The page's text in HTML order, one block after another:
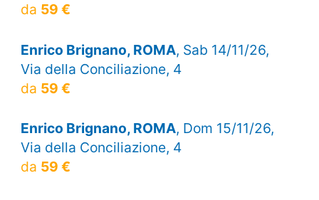
da 59 €
Enrico Brignano, ROMA, Sab 14/11/26,
Via della Conciliazione, 4
da 59 €
Enrico Brignano, ROMA, Dom 15/11/26,
Via della Conciliazione, 4
da 59 €